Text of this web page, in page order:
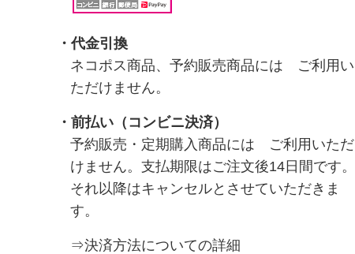
・代金引換
ネコポス商品、予約販売商品には ご利用い
ただけません。
・前払い（コンビニ決済）
予約販売・定期購入商品には ご利用いただ
けません。支払期限はご注文後14日間です。
それ以降はキャンセルとさせていただきま
す。
⇒決済方法についての詳細